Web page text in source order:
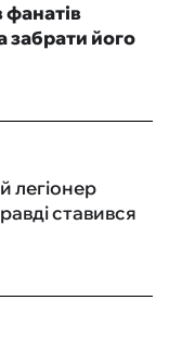
забрати його
легіонер
ставився